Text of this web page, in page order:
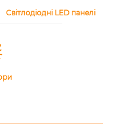
Світлодіодні LED панелі